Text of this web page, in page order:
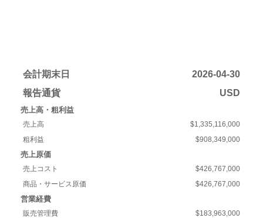
会計期末日
2026-04-30
報告通貨
USD
売上高・粗利益
売上高
$1,335,116,000
粗利益
$908,349,000
売上原価
売上コスト
$426,767,000
商品・サービス原価
$426,767,000
営業経費
販売管理費
$183,963,000